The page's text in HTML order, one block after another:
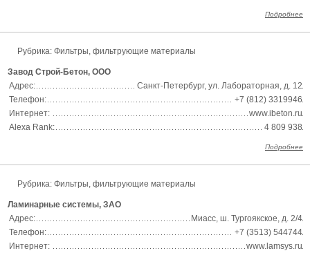
Подробнее
Рубрика: Фильтры, фильтрующие материалы
Завод Строй-Бетон, ООО
Адрес:
Санкт-Петербург, ул. Лабораторная, д. 12
Телефон:
+7 (812) 3319946
Интернет:
www.ibeton.ru
Alexa Rank:
4 809 938
Подробнее
Рубрика: Фильтры, фильтрующие материалы
Ламинарные системы, ЗАО
Адрес:
Миасс, ш. Тургоякское, д. 2/4
Телефон:
+7 (3513) 544744
Интернет:
www.lamsys.ru